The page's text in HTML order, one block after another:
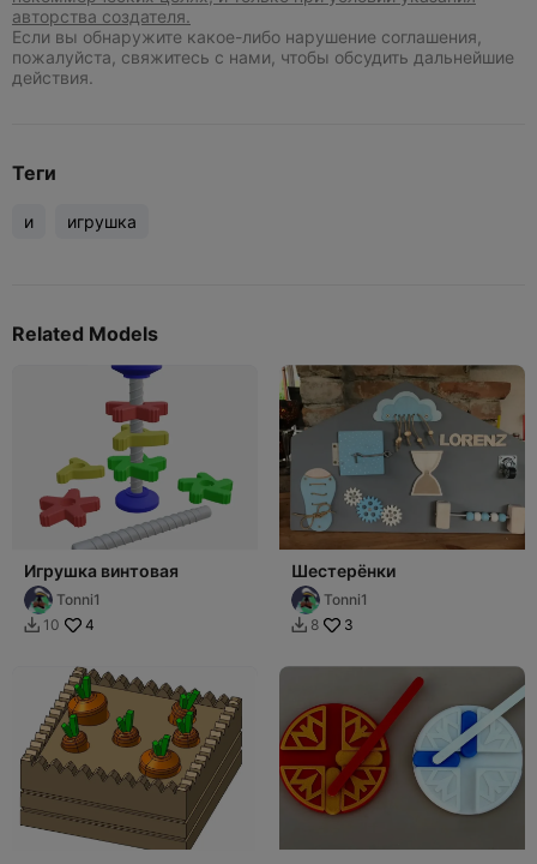
авторства создателя.
Если вы обнаружите какое-либо нарушение соглашения,
пожалуйста, свяжитесь с нами, чтобы обсудить дальнейшие
действия.
Теги
и игрушка
Related Models
Игрушка винтовая
Tonni1
 10 4
Шестерëнки
Tonni1
 8 3